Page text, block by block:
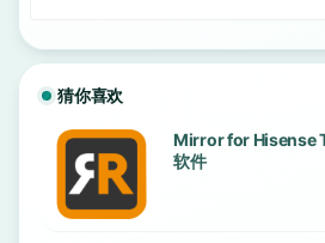
猜你喜欢
Mirror for Hisense
软件